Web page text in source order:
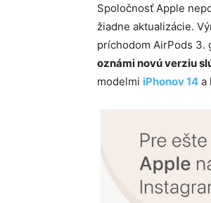
Spoločnosť Apple
žiadne aktualizácie.
príchodom AirPods 3.
oznámi novú verziu
modelmi iPhonov 14 a